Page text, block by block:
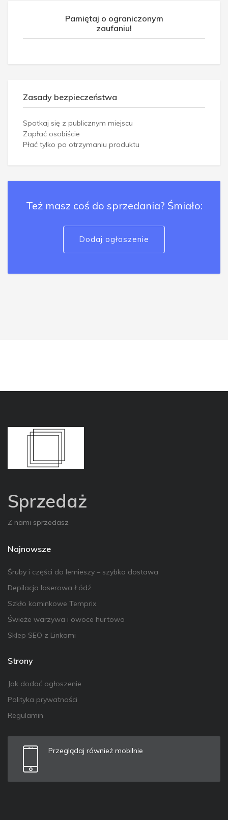
Pamiętaj o ograniczonym
zaufaniu!
Zasady bezpieczeństwa
Spotkaj się z publicznym miejscu
Zapłać osobiście
Płać tylko po otrzymaniu produktu
Też masz coś do sprzedania? Śmiało:
Dodaj ogłoszenie
Sprzedaż
Z nami sprzedasz
Najnowsze
Śruby i części do lemieszy – szybka dostawa
Depilacja laserowa Łódź
Szkło kominkowe Temprix
Świeże warzywa i owoce hurtowo
Sklep SEO z Linkami
Strony
Jak dodać ogłoszenie
Polityka prywatności
Regulamin
Przeglądaj również mobilnie